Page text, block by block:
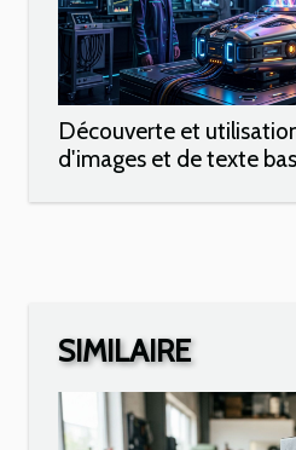
Découverte et
d'images et de texte
SIMILAIRE